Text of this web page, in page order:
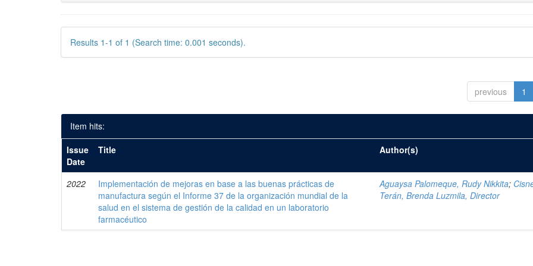
Results 1-1 of 1 (Search time: 0.001 seconds).
previous 1
Item hits:
Issue
Date
Title Author(s)
2022
Implementación de mejoras en base a las buenas prácticas de
manufactura según el Informe 37 de la organización mundial de la
salud en el sistema de gestión de la calidad en un laboratorio
farmacéutico
Aguaysa Palomeque, Rudy Nikkita;
Terán, Brenda Luzmila, Director